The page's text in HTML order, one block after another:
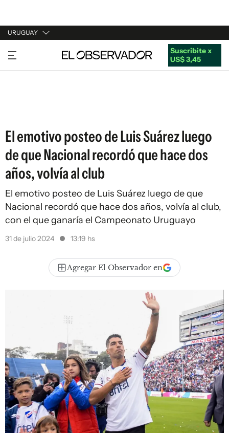
URUGUAY
URUGUAY
ARGENTINA
Suscribite x
US$ 3,45
El emotivo posteo de Luis Suárez luego
de que Nacional recordó que hace dos
años, volvía al club
El emotivo posteo de Luis Suárez luego de que
Nacional recordó que hace dos años, volvía al club,
con el que ganaría el Campeonato Uruguayo
31 de julio 2024 13:19 hs
Agregar El Observador en